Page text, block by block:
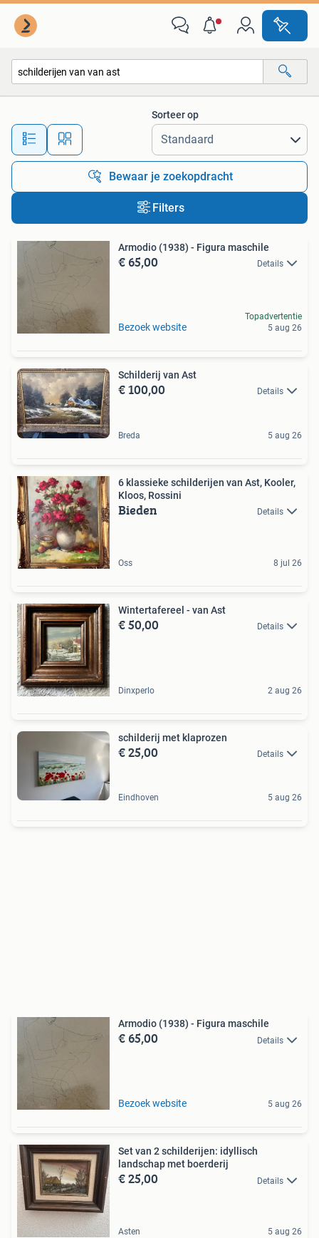
Alle afstanden…
Sorteer op
Bewaar je zoekopdracht
Filters
Armodio (1938) - Figura maschile
€ 65,00 Details
Bezoek website
Topadvertentie
5 aug 26
Schilderij van Ast
€ 100,00 Details
Breda 5 aug 26
6 klassieke schilderijen van Ast, Kooler,
Kloos, Rossini
Bieden Details
Oss 8 jul 26
Wintertafereel - van Ast
€ 50,00 Details
Dinxperlo 2 aug 26
schilderij met klaprozen
€ 25,00 Details
Eindhoven 5 aug 26
Armodio (1938) - Figura maschile
€ 65,00 Details
Bezoek website 5 aug 26
Set van 2 schilderijen: idyllisch
landschap met boerderij
€ 25,00 Details
Asten 5 aug 26